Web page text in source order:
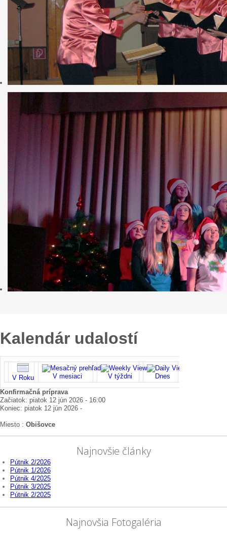
Kalendár udalostí
V Roku V mesiaci V týždni Dnes
Konfirmačná príprava
Začiatok: piatok 12 jún 2026 - 16:00
Koniec: piatok 12 jún 2026 -
Miesto : Obišovce
Najnovšie články
Pútnik 2/2026
Pútnik 1/2026
Pútnik 4/2025
Pútnik 3/2025
Pútnik 2/2025
Najnovšia Fotogaléria